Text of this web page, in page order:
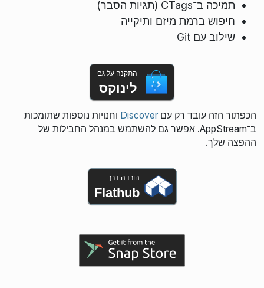
תמיכה ב־CTags (תגיות הסבר)
חיפוש ברמת מיזם ותיקייה
שילוב עם Git
התקנה על גבי
לינוקס
הכפתור הזה עובד רק עםDiscover וחנויות נוספות שתומכות
ב־AppStream. אפשר גם להשתמש במנהל החבילות של
ההפצה שלך.
הורדה דרך
Flathub